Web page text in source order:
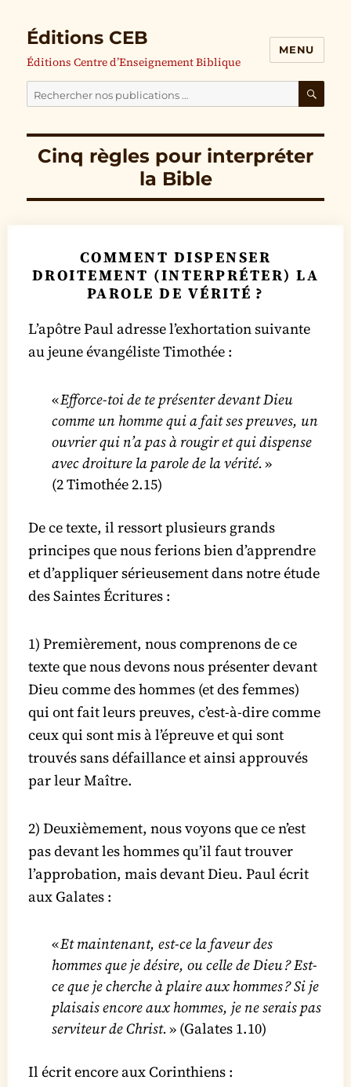
Éditions CEB
Éditions Centre d’Enseignement Biblique
MENU
Cherchez
publications
pour
Cinq règles pour interpréter
la Bible
COMMENT DISPENSER
DROITEMENT (INTERPRÉTER) LA
PAROLE DE VÉRITÉ ?
L’apôtre Paul adresse l’exhortation suivante
au jeune évangéliste Timothée :
«Efforce-toi de te présenter devant Dieu
comme un homme qui a fait ses preuves, un
ouvrier qui n’a pas à rougir et qui dispense
avec droiture la parole de la vérité.»
(2 Timothée 2.15)
De ce texte, il ressort plusieurs grands
principes que nous ferions bien d’apprendre
et d’appliquer sérieusement dans notre étude
des Saintes Écritures :
1) Premièrement, nous comprenons de ce
texte que nous devons nous présenter devant
Dieu comme des hommes (et des femmes)
qui ont fait leurs preuves, c’est-à-dire comme
ceux qui sont mis à l’épreuve et qui sont
trouvés sans défaillance et ainsi approuvés
par leur Maître.
2) Deuxièmement, nous voyons que ce n’est
pas devant les hommes qu’il faut trouver
l’approbation, mais devant Dieu. Paul écrit
aux Galates :
«Et maintenant, est-ce la faveur des
hommes que je désire, ou celle de Dieu ? Est-
ce que je cherche à plaire aux hommes ? Si je
plaisais encore aux hommes, je ne serais pas
serviteur de Christ.» (Galates 1.10)
Il écrit encore aux Corinthiens :